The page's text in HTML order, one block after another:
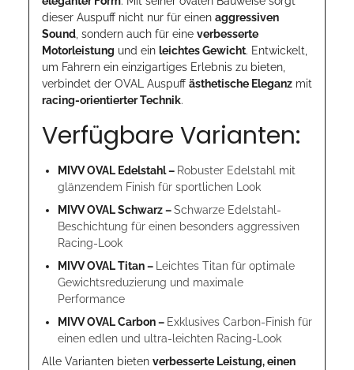
dieser Auspuff nicht nur für einen aggressiven
Sound , sondern auch für eine verbesserte
Motorleistung und ein leichtes Gewicht. Entwickelt,
um Fahrern ein einzigartiges Erlebnis zu bieten,
verbindet der OVAL Auspuffästhetische Eleganz mit
racing-orientierter Technik.
Verfügbare Varianten:
MIVV OVAL Edelstahl – Robuster Edelstahl mit
glänzendem Finish für sportlichen Look
MIVV OVAL Schwarz –Schwarze Edelstahl-
Beschichtung für einen besonders aggressiven
Racing-Look
MIVV OVAL Titan –
Leichtes Titan für optimale
Gewichtsreduzierung und maximale
Performance
MIVV OVAL Carbon – Exklusives Carbon-Finish für
einen edlen und ultra-leichten Racing-Look
Alle Varianten bieten verbesserte Leistung, einen